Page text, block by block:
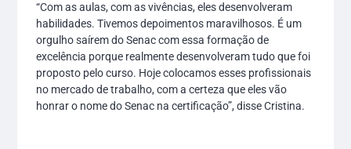
“Com as aulas, com as vivências, eles desenvolveram
habilidades. Tivemos depoimentos maravilhosos. É um
orgulho saírem do Senac com essa formação de
excelência porque realmente desenvolveram tudo que foi
proposto pelo curso. Hoje colocamos esses profissionais
no mercado de trabalho, com a certeza que eles vão
honrar o nome do Senac na certificação”, disse Cristina.